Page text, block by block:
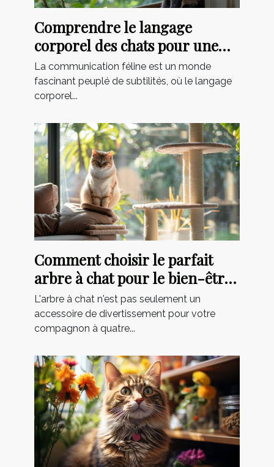
Comprendre le langage
corporel des chats pour une
cohabitation harmonieuse
Démêler mythes et réalités
La communication féline est un monde
fascinant peuplé de subtilités, où le langage
corporel...
Comment choisir le parfait
arbre à chat pour le bien-être
de votre félin
L'arbre à chat n'est pas seulement un
accessoire de divertissement pour votre
compagnon à quatre...